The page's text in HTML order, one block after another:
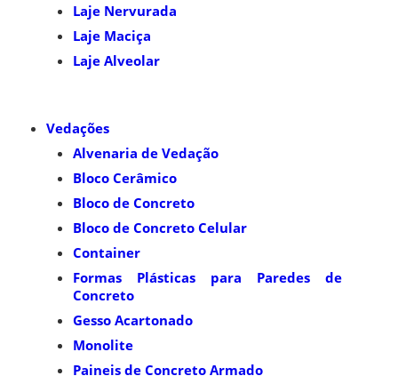
Laje Nervurada
Laje Maciça
Laje Alveolar
Vedações
Alvenaria de Vedação
Bloco Cerâmico
Bloco de Concreto
Bloco de Concreto Celular
Container
Formas Plásticas para Paredes de
Concreto
Gesso Acartonado
Monolite
Paineis de Concreto Armado